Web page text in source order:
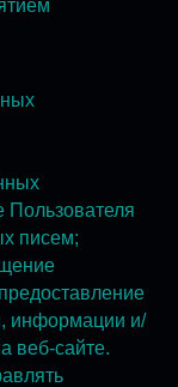
писем;
информации и/
веб-сайте.